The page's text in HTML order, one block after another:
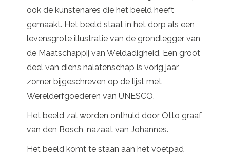
ook de kunstenares die het beeld heeft
gemaakt. Het beeld staat in het dorp als een
levensgrote illustratie van de grondlegger van
de Maatschappij van Weldadigheid. Een groot
deel van diens nalatenschap is vorig jaar
zomer bijgeschreven op de lijst met
Werelderfgoederen van UNESCO.
Het beeld zal worden onthuld door Otto graaf
van den Bosch, nazaat van Johannes.
Het beeld komt te staan aan het voetpad